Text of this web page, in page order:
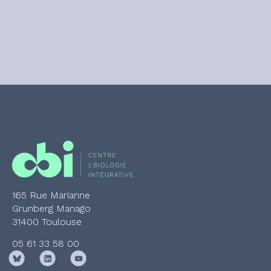
165 Rue Marianne
Grunberg Manago
31400 Toulouse
05 61 33 58 00